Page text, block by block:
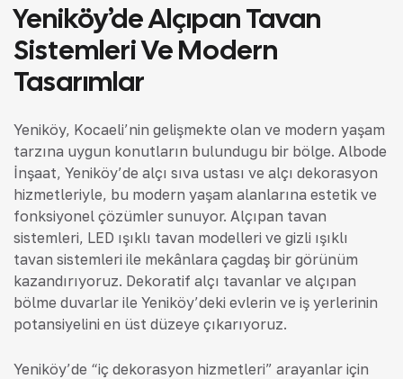
Yeniköy’de Alçıpan Tavan
Sistemleri Ve Modern
Tasarımlar
Yeniköy, Kocaeli’nin gelişmekte olan ve modern yaşam
tarzına uygun konutların bulunduğu bir bölge. Albode
İnşaat, Yeniköy’de alçı sıva ustası ve alçı dekorasyon
hizmetleriyle, bu modern yaşam alanlarına estetik ve
fonksiyonel çözümler sunuyor. Alçıpan tavan
sistemleri, LED ışıklı tavan modelleri ve gizli ışıklı
tavan sistemleri ile mekânlara çağdaş bir görünüm
kazandırıyoruz. Dekoratif alçı tavanlar ve alçıpan
bölme duvarlar ile Yeniköy’deki evlerin ve iş yerlerinin
potansiyelini en üst düzeye çıkarıyoruz.
Yeniköy’de “iç dekorasyon hizmetleri” arayanlar için